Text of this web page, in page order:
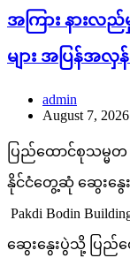
အကြား နားလည်
များ အပြန်
admin
August 7, 2026
ပြည်ထောင်စုသမ္မတ
နိုင်ငံတွေ့ဆုံ ဆွေးနွ
Pakdi Bodin
ဆွေးနွေးပွဲသို့ ပြည်ထ